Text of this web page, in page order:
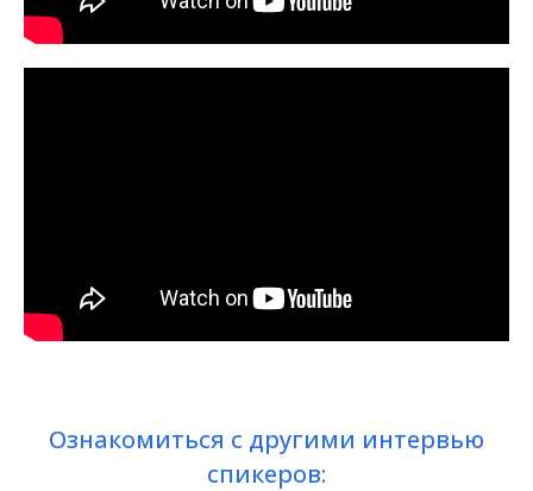
Ознакомиться с другими интервью
спикеров: